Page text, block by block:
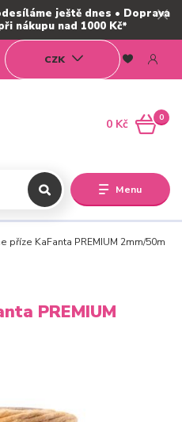
ještě dnes • Doprava
nákupu nad 1000 Kč*
Menu
CZK
0
0 Kč
příze KaFanta PREMIUM 2mm/50m
PREMIUM